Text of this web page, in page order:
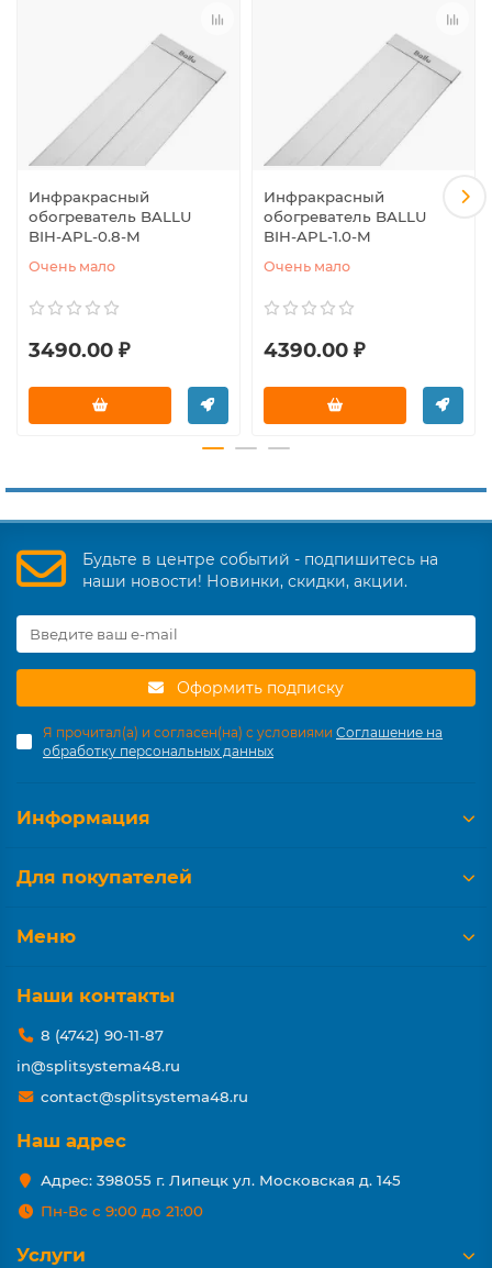
Инфракрасный
обогреватель BALLU
BIH-APL-0.8-M
Очень мало
3490.00 ₽
Инфракрасный
обогреватель BALLU
BIH-APL-1.0-M
Очень мало
4390.00 ₽
Будьте в центре событий - подпишитесь на
наши новости! Новинки, скидки, акции.
Оформить подписку
Я прочитал(а) и согласен(на) с условиями Соглашение на
обработку персональных данных
Информация
Для покупателей
Меню
Наши контакты
8 (4742) 90-11-87
in@splitsystema48.ru
contact@splitsystema48.ru
Наш адрес
Адрес: 398055 г. Липецк ул. Московская д. 145
Пн-Вс с 9:00 до 21:00
Услуги